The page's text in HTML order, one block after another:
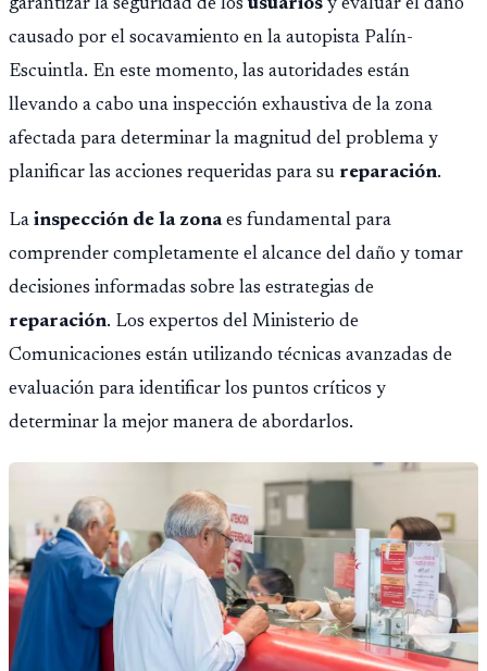
garantizar la seguridad de los usuarios y evaluar el daño
causado por el socavamiento en la autopista Palín-
Escuintla. En este momento, las autoridades están
llevando a cabo una inspección exhaustiva de la zona
afectada para determinar la magnitud del problema y
planificar las acciones requeridas para su reparación.
La inspección de la zonaes fundamental para
comprender completamente el alcance del daño y tomar
decisiones informadas sobre las estrategias de
reparación. Los expertos del Ministerio de
Comunicaciones están utilizando técnicas avanzadas de
evaluación para identificar los puntos críticos y
determinar la mejor manera de abordarlos.